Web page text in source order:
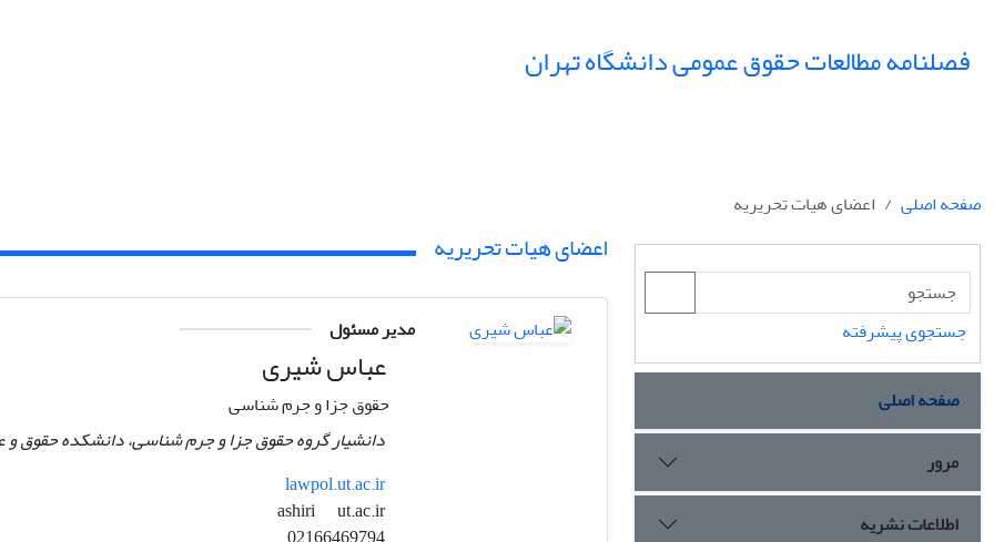
فصلنامه مطالعات حقوق عمومی دانشگاه تهران
صفحه اصلی اعضای هیات تحریریه
جستجوی پیشرفته
صفحه اصلی
مرور
اطلاعات نشریه
اعضای هیات تحریریه
مدیر مسئول
عباس شیری
حقوق جزا و جرم شناسی
دانشیار گروه حقوق جزا و جرم شناسی، دانشکده حقوق و
lawpol.ut.ac.ir
ashiri
ut.ac.ir